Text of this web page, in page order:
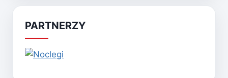
PARTNERZY